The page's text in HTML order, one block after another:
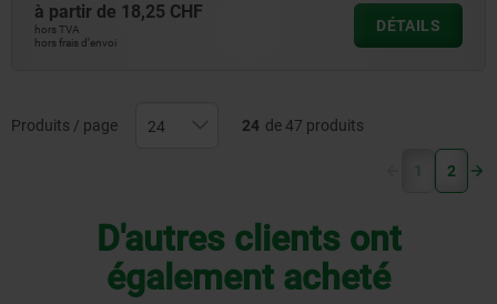
à partir de 18,25 CHF
hors TVA
hors frais d’envoi
DÉTAILS
Produits / page 24 de 47 produits
1 (current)
2
D'autres clients ont
également acheté